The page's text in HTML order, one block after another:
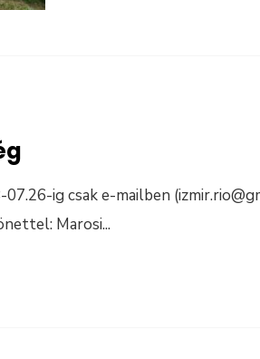
ig csak e-mailben
Marosi...